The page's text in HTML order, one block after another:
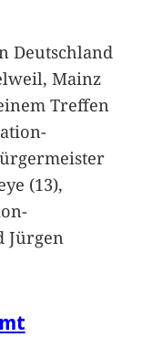
Deutschland
Mainz
Treffen
(13),
Jürgen